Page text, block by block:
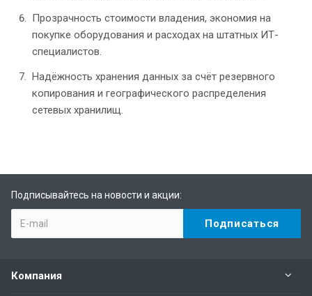
Прозрачность стоимости владения, экономия на
покупке оборудования и расходах на штатных ИТ-
специалистов.
Надёжность хранения данных за счёт резервного
копирования и географического распределения
сетевых хранилищ.
Подписывайтесь на новости и акции:
Компания